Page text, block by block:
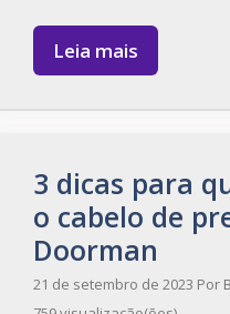
Leia mais
3 dicas para
o cabelo de
Doorman
21 de setembro de 2023 Por